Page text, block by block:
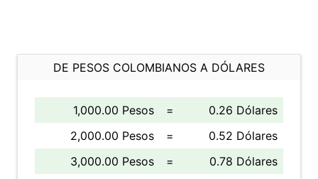
DE PESOS COLOMBIANOS A DÓLARES
1,000.00 Pesos =
0.26 Dólares
2,000.00 Pesos
=
0.52 Dólares
3,000.00 Pesos
=
0.78 Dólares